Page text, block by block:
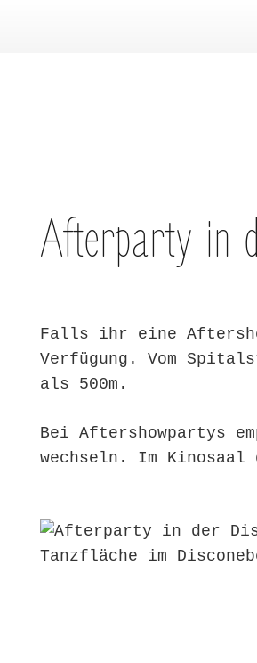
Afterparty in
Falls ihr eine
Verfügung. Vom
als 500m.
Bei Aftershowpartys
wechseln. Im